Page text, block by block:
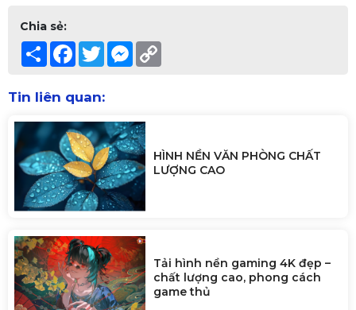
Chia sẻ:
Share Facebook
TwitterMessenger
Tin liên quan:
HÌNH NỀN VĂN PHÒNG CHẤT
LƯỢNG CAO
Tải hình nền gaming 4K đẹp –
chất lượng cao, phong cách
game thủ